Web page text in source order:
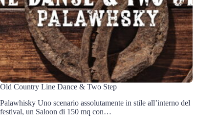
Old Country Line Dance & Two Step
Palawhisky Uno scenario assolutamente in stile all’interno del
festival, un Saloon di 150 mq con…